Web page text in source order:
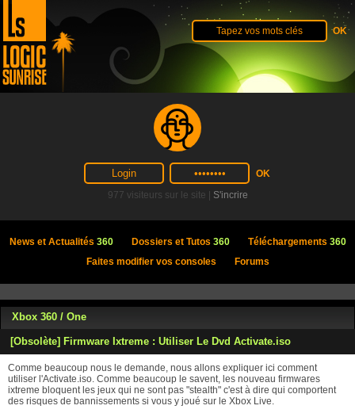
977 visiteurs sur le site | S'incrire
News et Actualités 360 Dossiers et Tutos 360 Téléchargements 360
Faites modifier vos consoles
Forums
Xbox 360 / One
[Obsolète] Firmware Ixtreme : Utiliser Le Dvd Activate.iso
Comme beaucoup nous le demande, nous allons expliquer ici comment
utiliser l'Activate.iso. Comme beaucoup le savent, les nouveau firmwares
ixtreme bloquent les jeux qui ne sont pas "stealth" c'est à dire qui comportent
des risques de bannissements si vous y joué sur le Xbox Live.